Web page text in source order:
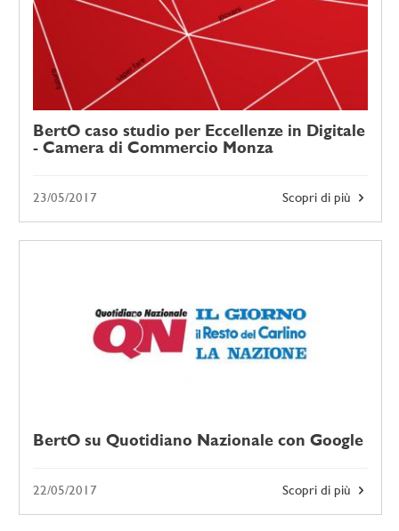
BertO caso studio per Eccellenze in Digitale
- Camera di Commercio Monza
Scopri di più
23/05/2017
BertO su Quotidiano Nazionale con Google
Scopri di più
22/05/2017